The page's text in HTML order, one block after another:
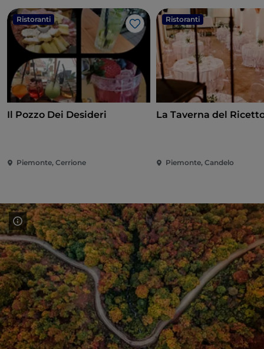
Ristoranti
Like
Il Pozzo Dei Desideri
Piemonte, Cerrione
Ristoranti
La Taverna del
Piemonte, Candelo